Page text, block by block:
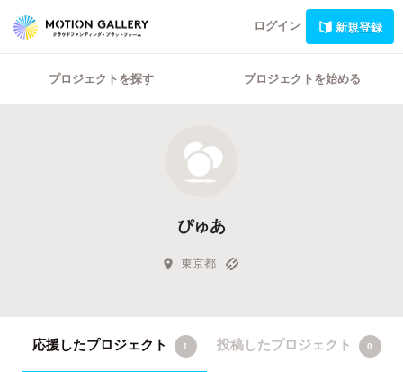
ログイン 新規登録
プロジェクトを探す プロジェクトを始める
ぴゅあ
東京都
応援したプロジェクト 1 投稿したプロジェクト 0